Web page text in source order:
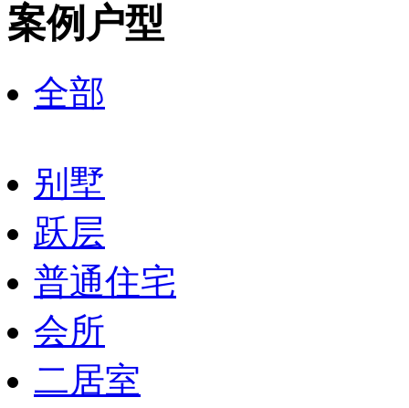
案例户型
全部
别墅
跃层
普通住宅
会所
二居室